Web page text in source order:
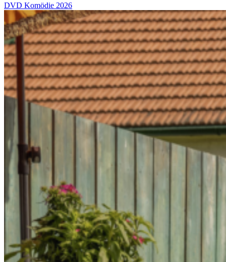
DVD Komödie 2026